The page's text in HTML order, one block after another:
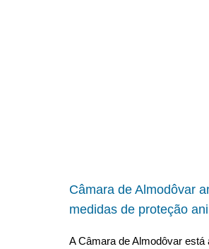
Câmara de Almodôvar
medidas de proteção
A Câmara de Almodôvar está